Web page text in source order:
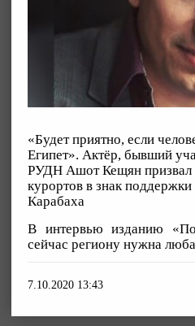
«Будет приятно, если
Египет». Актёр, бывший
РУДН Ашот Кещян призвал
курортов в знак
Карабаха
В интервью изданию
сейчас региону нужна
7.10.2020 13:43